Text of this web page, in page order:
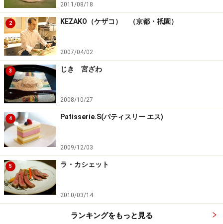
2011/08/18
2 KEZAKO（ケザコ） （京都・祇園）
2007/04/02
3 じき 宮ざわ
2008/10/27
4 Patisserie.S(パティスリー エス)
2009/12/03
5 ラ・カシェット
2010/03/14
ランキングをもっと見る